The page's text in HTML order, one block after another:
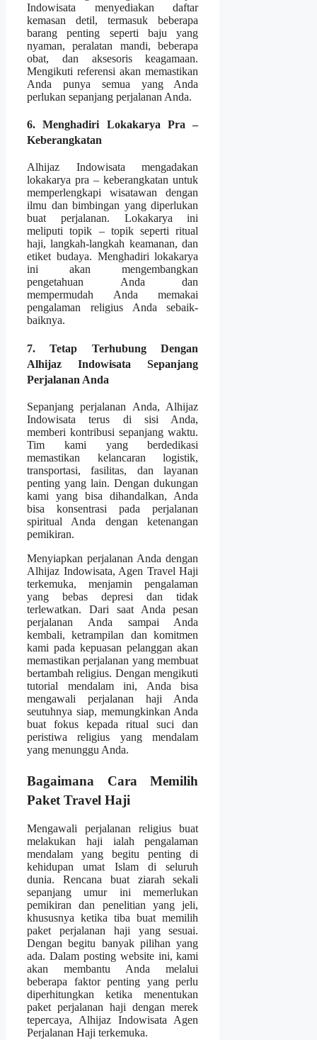
Indowisata menyediakan daftar
kemasan detil, termasuk beberapa
barang penting seperti baju yang
nyaman, peralatan mandi, beberapa
obat, dan aksesoris keagamaan.
Mengikuti referensi akan memastikan
Anda punya semua yang Anda
perlukan sepanjang perjalanan Anda.
6. Menghadiri Lokakarya Pra –
Keberangkatan
Alhijaz Indowisata mengadakan
lokakarya pra – keberangkatan untuk
memperlengkapi wisatawan dengan
ilmu dan bimbingan yang diperlukan
buat perjalanan. Lokakarya ini
meliputi topik – topik seperti ritual
haji, langkah-langkah keamanan, dan
etiket budaya. Menghadiri lokakarya
ini akan mengembangkan
pengetahuan Anda dan
mempermudah Anda memakai
pengalaman religius Anda sebaik-
baiknya.
7. Tetap Terhubung Dengan
Alhijaz Indowisata Sepanjang
Perjalanan Anda
Sepanjang perjalanan Anda, Alhijaz
Indowisata terus di sisi Anda,
memberi kontribusi sepanjang waktu.
Tim kami yang berdedikasi
memastikan kelancaran logistik,
transportasi, fasilitas, dan layanan
penting yang lain. Dengan dukungan
kami yang bisa dihandalkan, Anda
bisa konsentrasi pada perjalanan
spiritual Anda dengan ketenangan
pemikiran.
Menyiapkan perjalanan Anda dengan
Alhijaz Indowisata, Agen Travel Haji
terkemuka, menjamin pengalaman
yang bebas depresi dan tidak
terlewatkan. Dari saat Anda pesan
perjalanan Anda sampai Anda
kembali, ketrampilan dan komitmen
kami pada kepuasan pelanggan akan
memastikan perjalanan yang membuat
bertambah religius. Dengan mengikuti
tutorial mendalam ini, Anda bisa
mengawali perjalanan haji Anda
seutuhnya siap, memungkinkan Anda
buat fokus kepada ritual suci dan
peristiwa religius yang mendalam
yang menunggu Anda.
Bagaimana Cara Memilih
Paket Travel Haji
Mengawali perjalanan religius buat
melakukan haji ialah pengalaman
mendalam yang begitu penting di
kehidupan umat Islam di seluruh
dunia. Rencana buat ziarah sekali
sepanjang umur ini memerlukan
pemikiran dan penelitian yang jeli,
khususnya ketika tiba buat memilih
paket perjalanan haji yang sesuai.
Dengan begitu banyak pilihan yang
ada. Dalam posting website ini, kami
akan membantu Anda melalui
beberapa faktor penting yang perlu
diperhitungkan ketika menentukan
paket perjalanan haji dengan merek
tepercaya, Alhijaz Indowisata Agen
Perjalanan Haji terkemuka.